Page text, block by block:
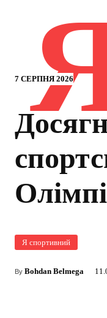
7 СЕРПНЯ 2026
Я спортивний
By Bohdan Belmega